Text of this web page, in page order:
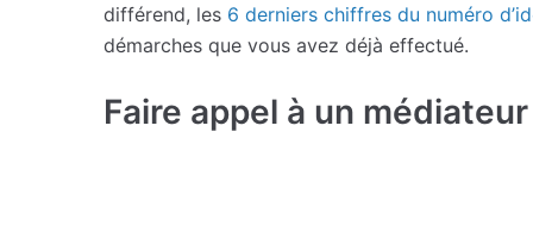
différend, les 6 derniers chiffres du numéro
démarches que vous avez déjà effectué.
Faire appel à un